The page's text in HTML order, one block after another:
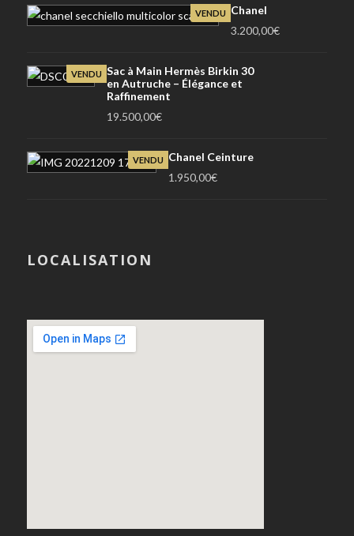
VENDU
Chanel
3.200,00€
VENDU Sac à Main Hermès Birkin 30
en Autruche – Élégance et
Raffinement
19.500,00€
VENDU
Chanel Ceinture
1.950,00€
LOCALISATION